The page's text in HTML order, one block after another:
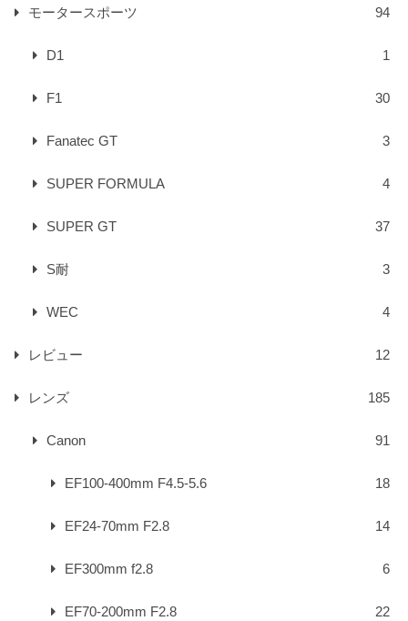
モータースポーツ 94
D1 1
F1 30
Fanatec GT 3
SUPER FORMULA 4
SUPER GT 37
S耐 3
WEC 4
レビュー 12
レンズ 185
Canon 91
EF100-400mm F4.5-5.6 18
EF24-70mm F2.8 14
EF300mm f2.8 6
EF70-200mm F2.8 22